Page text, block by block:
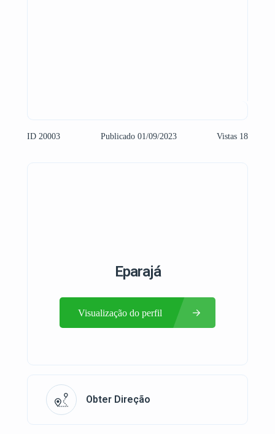
ID 20003 Publicado 01/09/2023 Vistas 18
Eparajá
Visualização do perfil
Obter Direção